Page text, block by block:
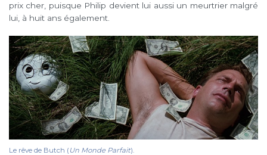
prix cher, puisque Philip devient lui aussi un meurtrier malgré
lui, à huit ans également.
Le rêve de Butch ( Un Monde Parfait).